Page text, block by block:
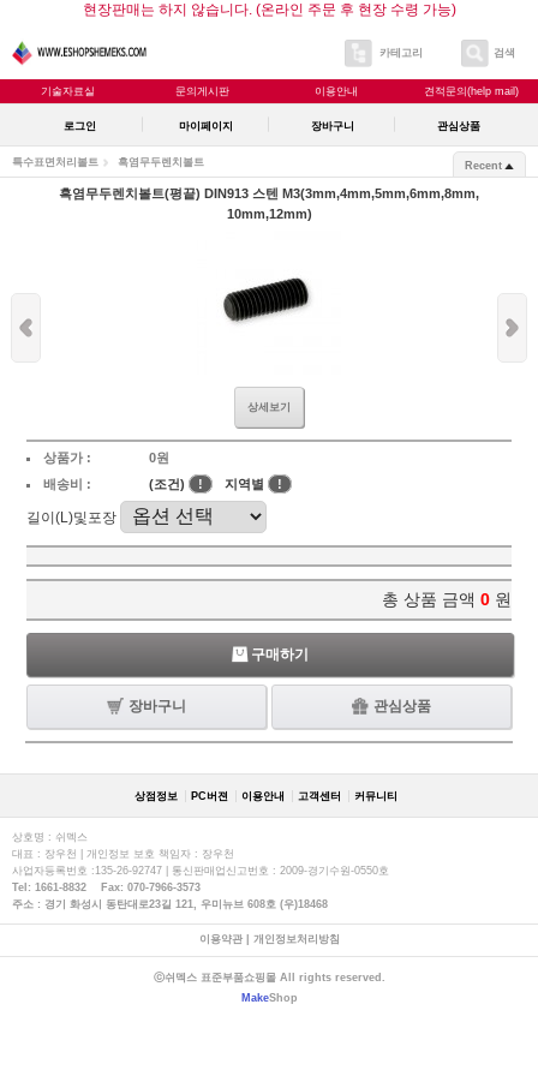
현장판매는 하지 않습니다. (온라인 주문 후 현장 수령 가능)
카테고리 검색
기술자료실 문의게시판 이용안내 견적문의(help mail)
로그인 마이페이지 장바구니 관심상품
특수표면처리볼트 흑염무두렌치볼트 Recent
흑염무두렌치볼트(평끝) DIN913 스텐 M3(3mm,4mm,5mm,6mm,8mm,
10mm,12mm)
상세보기
상품가 :
0원
배송비 :
(조건) ! 지역별 !
길이(L)및포장
총 상품 금액 0 원
구매하기
장바구니 관심상품
상점정보 PC버젼 이용안내 고객센터 커뮤니티
상호명 : 쉬멕스
대표 : 장우천 | 개인정보 보호 책임자 : 장우천
사업자등록번호 :135-26-92747 | 통신판매업신고번호 : 2009-경기수원-0550호
Tel: 1661-8832 Fax: 070-7966-3573
주소 : 경기 화성시 동탄대로23길 121, 우미뉴브 608호 (우)18468
이용약관| 개인정보처리방침
ⓒ쉬멕스 표준부품쇼핑몰 All rights reserved.
MakeShop